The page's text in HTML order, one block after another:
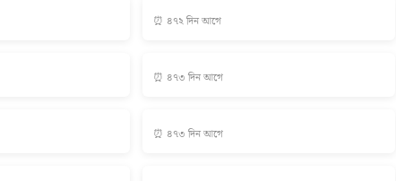
⏰ ৪৭২ দিন আগে
⏰ ৪৭৩ দিন আগে
⏰ ৪৭৩ দিন আগে